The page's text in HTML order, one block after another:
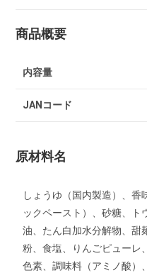
商品概要
内容量
JANコード
原材料名
しょうゆ（国内製造）、香
ックペースト）、砂糖、ト
油、たん白加水分解物、甜
粉、食塩、りんごピューレ
色素、調味料（アミノ酸）